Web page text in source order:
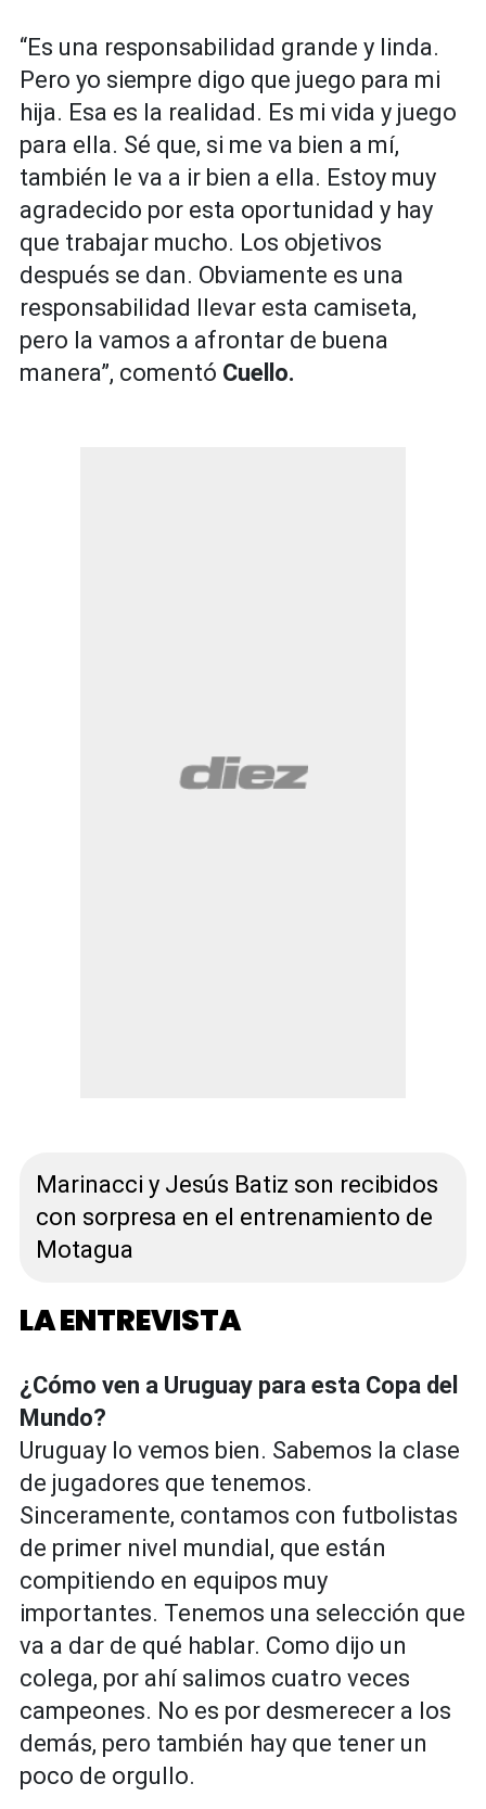
“Es una responsabilidad grande y linda.
Pero yo siempre digo que juego para mi
hija. Esa es la realidad. Es mi vida y juego
para ella. Sé que, si me va bien a mí,
también le va a ir bien a ella. Estoy muy
agradecido por esta oportunidad y hay
que trabajar mucho. Los objetivos
después se dan. Obviamente es una
responsabilidad llevar esta camiseta,
pero la vamos a afrontar de buena
manera”, comentó Cuello.
Marinacci y Jesús Batiz son recibidos
con sorpresa en el entrenamiento de
Motagua
LA ENTREVISTA
¿Cómo ven a Uruguay para esta Copa del
Mundo?
Uruguay lo vemos bien. Sabemos la clase
de jugadores que tenemos.
Sinceramente, contamos con futbolistas
de primer nivel mundial, que están
compitiendo en equipos muy
importantes. Tenemos una selección que
va a dar de qué hablar. Como dijo un
colega, por ahí salimos cuatro veces
campeones. No es por desmerecer a los
demás, pero también hay que tener un
poco de orgullo.